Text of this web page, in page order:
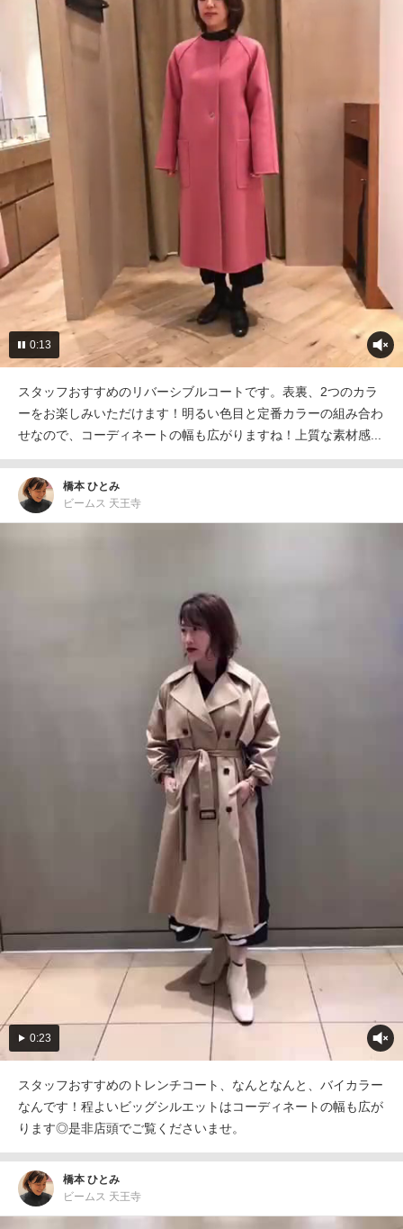
0:13
スタッフおすすめのリバーシブルコートです。表裏、2つのカラ
ーをお楽しみいただけます！明るい色目と定番カラーの組み合わ
せなので、コーディネートの幅も広がりますね！上質な素材感...
橋本 ひとみ
ビームス 天王寺
0:23
スタッフおすすめのトレンチコート、なんとなんと、バイカラー
なんです！程よいビッグシルエットはコーディネートの幅も広が
ります◎是非店頭でご覧くださいませ。
橋本 ひとみ
ビームス 天王寺